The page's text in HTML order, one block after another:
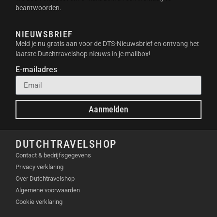
EIGENSCHAPPEN
Compact en lichtgewicht:
nemen in je bagage.
360 graden geluid:
omringt.
Slimme functies:Ingebouwde apps zoals
Netflix, YouTube en Spotify.
Automatische keystone-correctie en
autofocus:Perfecte projectie, elke keer weer.
Veelzijdigheid:Geschikt voor films, series,
games en presentaties.
INHOUD VAN DE VERPAKKING
Samsung The Freestyle 2nd Gen
beantwoorden.
NIEUWSBRIEF
Meld je nu gratis aan voor de DTS-Nieuwsbrief en ontvang het
laatste Dutchtravelshop nieuws in je mailbox!
E-mailadres
Aanmelden
DUTCHTRAVELSHOP
Contact & bedrijfsgegevens
Privacy verklaring
Over Dutchtravelshop
Algemene voorwaarden
Cookie verklaring